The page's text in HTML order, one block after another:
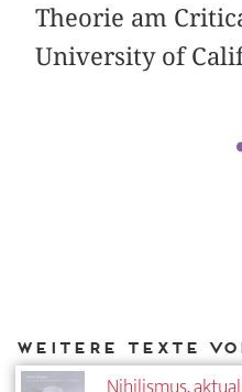
Theorie am
University of